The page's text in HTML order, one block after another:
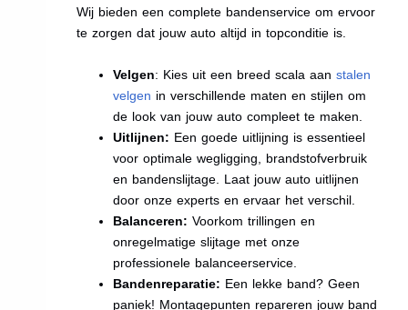
Wij bieden een complete bandenservice om ervoor
te zorgen dat jouw auto altijd in topconditie is.
Velgen: Kies uit een breed scala aan stalen
velgen in verschillende maten en stijlen om
de look van jouw auto compleet te maken.
Uitlijnen: Een goede uitlijning is essentieel
voor optimale wegligging, brandstofverbruik
en bandenslijtage. Laat jouw auto uitlijnen
door onze experts en ervaar het verschil.
Balanceren: Voorkom trillingen en
onregelmatige slijtage met onze
professionele balanceerservice.
Bandenreparatie: Een lekke band? Geen
paniek! Montagepunten repareren jouw band